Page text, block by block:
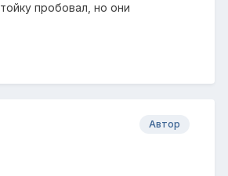
пробовал, но они
Автор